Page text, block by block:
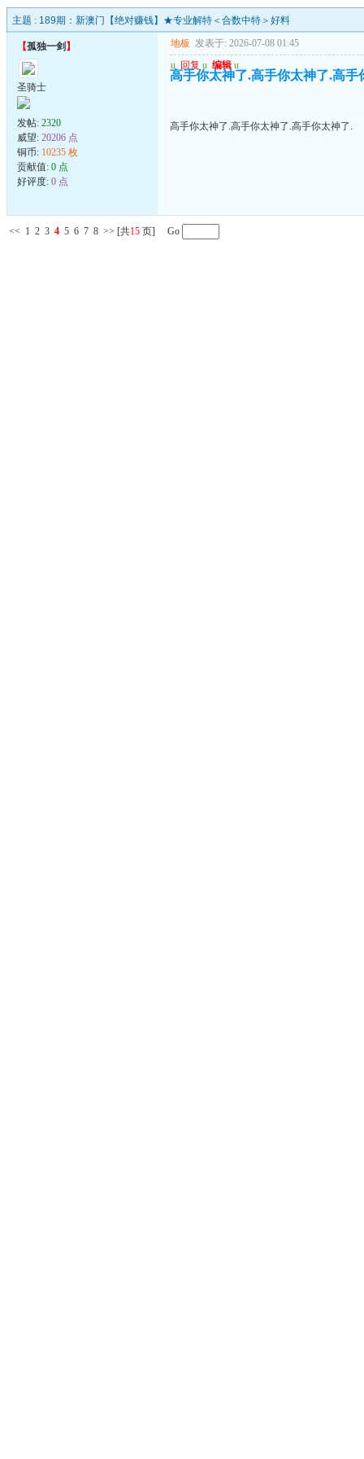
主题 : 189期：新澳门【绝对赚钱】★专业解特＜合数中特＞好料
【孤独一剑 】
圣骑士
发帖: 2320
威望: 20206 点
铜币: 10235 枚
贡献值: 0 点
好评度: 0 点
地板 发表于: 2026-07-08 01:45
u 回复 u 编辑 u
高手你太神了.高手你太神了.高手
高手你太神了.高手你太神了.高手你太神了.
<< 1 2 3 4 5 6 7 8 >> [共15 页] Go